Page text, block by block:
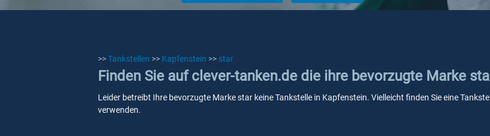
>>Tankstellen >> Kapfenstein >> star
Finden Sie auf clever-tanken.de die ihre bevorzugte Marke
Leider betreibt Ihre bevorzugte Marke star keine Tankstelle in Kapfenstein. Vielleicht finden Sie eine
verwenden.